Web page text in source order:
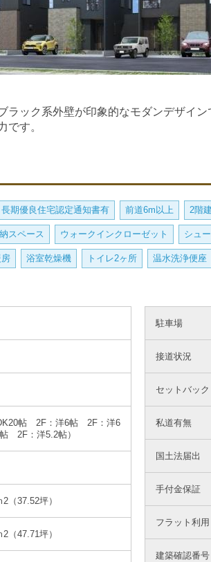
ック系外壁が印象的なモダンデザイン
です。
長期優良住宅認定通知書有 前道6m以上 2階建
スペース ウォークインクローゼット シュ
浴室乾燥機 トイレ2ヶ所 温水洗浄便座
帖 2F：洋6帖 2F：洋6
2F：洋5.2帖）
（37.52坪）
2 （47.71坪）
駐車場
接道状況
セットバック
私道有無
国土法届出
手付金保証
フラット利用
建築確認番号